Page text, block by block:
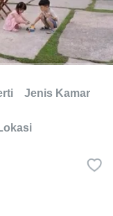
Jenis Kamar